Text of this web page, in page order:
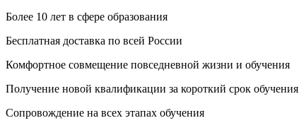
Более 10 лет в сфере образования
Бесплатная доставка по всей России
Комфортное совмещение повседневной жизни и обучения
Получение новой квалификации за короткий срок обучения
Сопровождение на всех этапах обучения